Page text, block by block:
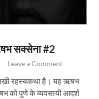
सक्सेना #2
- Leave a Comment
लिखी रहस्यकथा है। यह ऋषभ
को पुणे के व्यवसायी आदर्श